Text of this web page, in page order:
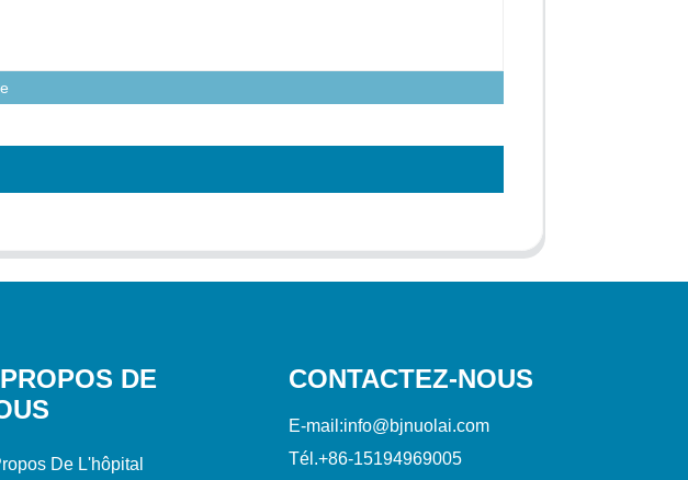
DE
De L'hôpital
CONTACTEZ-NOUS
E-mail:info@bjnuolai.com
Tél.+86-15194969005